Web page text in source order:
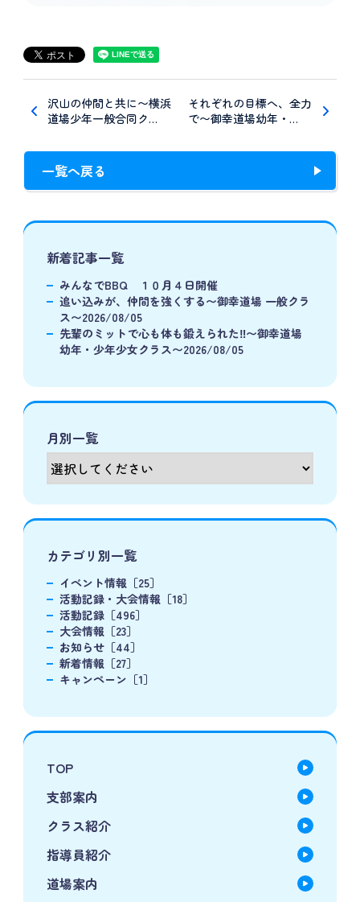
沢山の仲間と共に〜横浜
道場少年一般合同ク…
それぞれの目標へ、全力
で〜御幸道場幼年・…
一覧へ戻る
新着記事一覧
みんなでBBQ １０月４日開催
追い込みが、仲間を強くする〜御幸道場 一般クラ
ス〜2026/08/05
先輩のミットで心も体も鍛えられた‼️〜御幸道場
幼年・少年少女クラス〜2026/08/05
月別一覧
カテゴリ別一覧
イベント情報［25］
活動記録・大会情報［18］
活動記録［496］
大会情報［23］
お知らせ［44］
新着情報［27］
キャンペーン［1］
TOP
支部案内
クラス紹介
指導員紹介
道場案内